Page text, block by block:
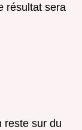
résultat sera
reste sur du